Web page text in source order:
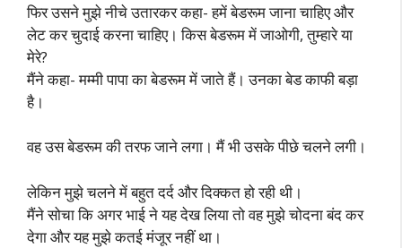
फिर उसने मुझे नीचे उतारकर कहा- हमें बेडरूम जाना चाहिए और
लेट कर चुदाई करना चाहिए। किस बेडरूम में जाओगी, तुम्हारे या
मेरे?
मैंने कहा- मम्मी पापा का बेडरूम में जाते हैं। उनका बेड काफी बड़ा
है।
वह उस बेडरूम की तरफ जाने लगा। मैं भी उसके पीछे चलने लगी।
लेकिन मुझे चलने में बहुत दर्द और दिक्कत हो रही थी।
मैंने सोचा कि अगर भाई ने यह देख लिया तो वह मुझे चोदना बंद कर
देगा और यह मुझे कतई मंजूर नहीं था।